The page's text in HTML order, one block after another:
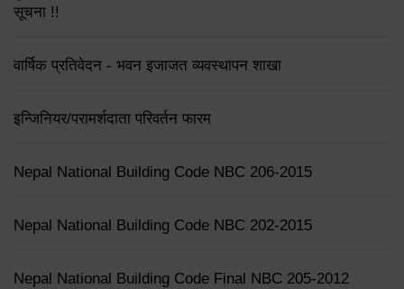
सूचना !!
वार्षिक प्रतिवेदन - भवन इजाजत व्यवस्थापन शाखा
इन्जिनियर/परामर्शदाता परिवर्तन फारम
Nepal National Building Code NBC 206-2015
Nepal National Building Code NBC 202-2015
Nepal National Building Code Final NBC 205-2012